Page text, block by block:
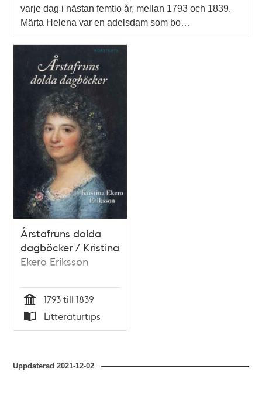
varje dag i nästan femtio år, mellan 1793 och 1839.
Märta Helena var en adelsdam som bo…
Årstafruns dolda
dagböcker / Kristina
Ekero Eriksson
Tid
1793 till 1839
Typ
Litteraturtips
Uppdaterad2021-12-02